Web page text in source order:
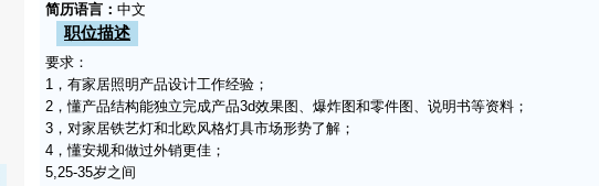
简历语言： 中文
职位描述
要求：
1，有家居照明产品设计工作经验；
2，懂产品结构能独立完成产品3d效果图、爆炸图和零件图、说明书等资料；
3，对家居铁艺灯和北欧风格灯具市场形势了解；
4，懂安规和做过外销更佳；
5,25-35岁之间